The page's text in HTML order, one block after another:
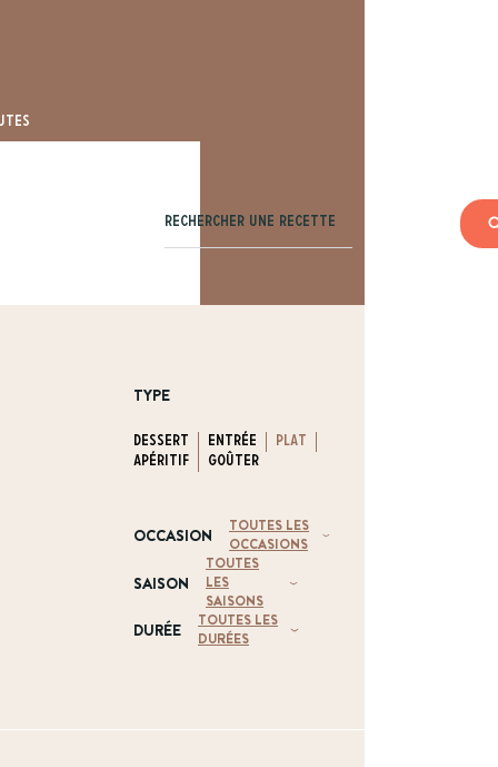
Rechercher une recette
TYPE
Dessert Entrée
Plat
Apéritif
Goûter
OCCASION
TOUTES LES
OCCASIONS
Dimanche en
famille
SAISON
TOUTES
LES
SAISONS
Hiver
DURÉE
TOUTES LES
DURÉES